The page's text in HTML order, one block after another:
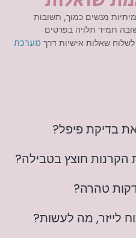
מנשים כמוך, תשובות
תמיד תלויה בפרטים
שאלות אישיות דרך מערכת
בדיקת פיפל?
חוצץ בטבילה?
טהרה?
לייזר, מה לעשות?